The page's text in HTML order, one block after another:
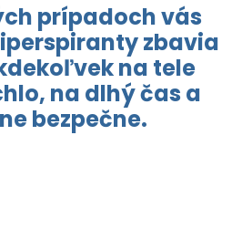
prípadoch vás
zbavia
na tele
na dlhý čas a
bezpečne.